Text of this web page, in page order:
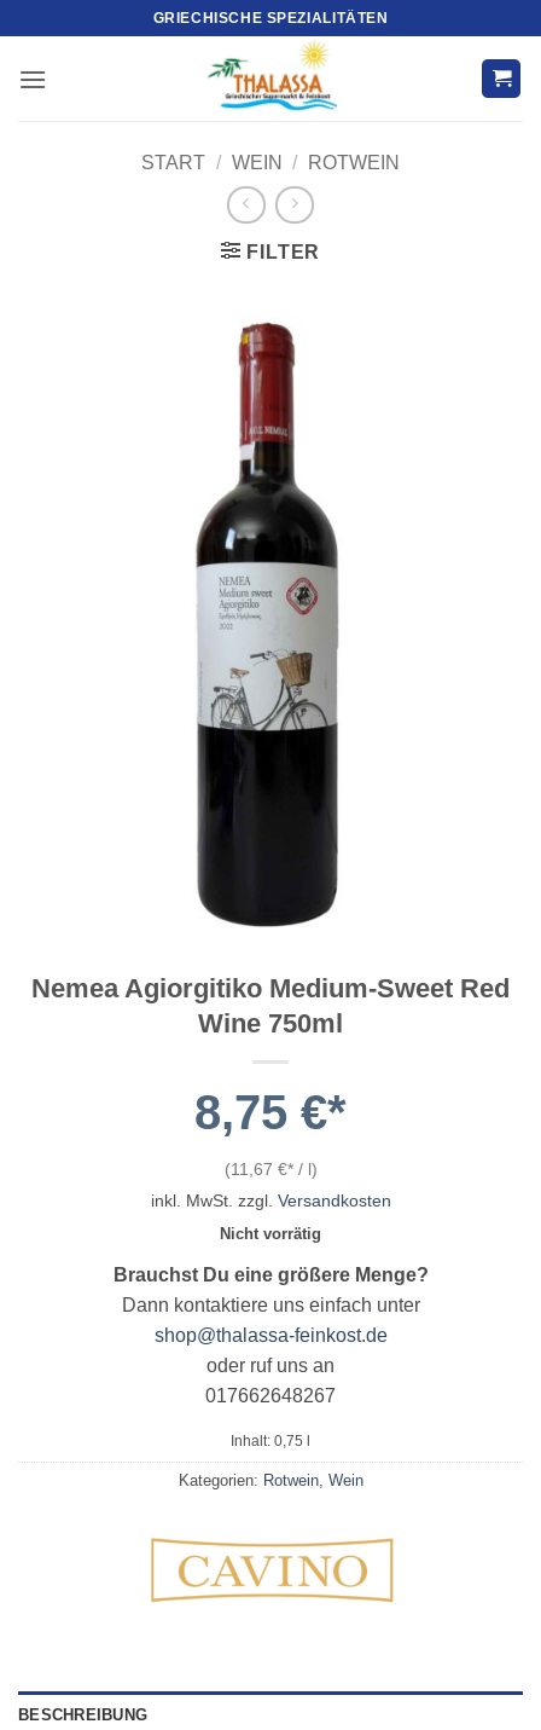
springen
GRIECHISCHE SPEZIALITÄTEN
START / WEIN / ROTWEIN
FILTER
Nemea Agiorgitiko Medium-Sweet Red
Wine 750ml
8,75 €
(11,67 € / l)
inkl. MwSt. zzgl. Versandkosten
Nicht vorrätig
Brauchst Du eine größere Menge?
Dann kontaktiere uns einfach unter
shop@thalassa-feinkost.de
oder ruf uns an
017662648267
Inhalt: 0,75
Kategorien: Rotwein, Wein
BESCHREIBUNG